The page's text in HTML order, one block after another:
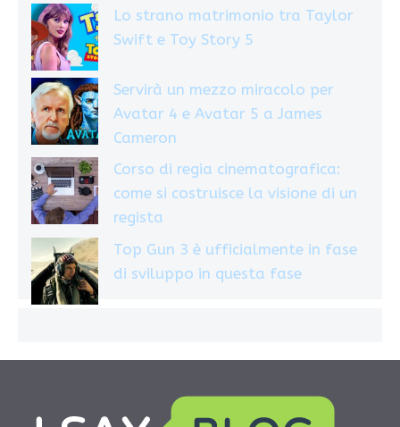
Lo strano matrimonio tra Taylor
Swift e Toy Story 5
Servirà un mezzo miracolo per
Avatar 4 e Avatar 5 a James
Cameron
Corso di regia cinematografica:
come si costruisce la visione di un
regista
Top Gun 3 è ufficialmente in fase
di sviluppo in questa fase